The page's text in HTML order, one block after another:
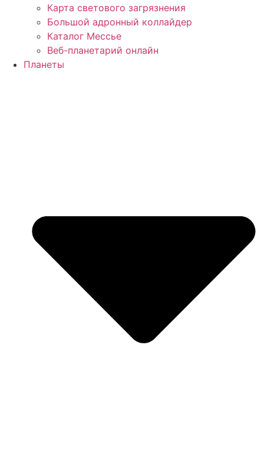
Карта светового загрязнения
Большой адронный коллайдер
Каталог Мессье
Веб-планетарий онлайн
Планеты